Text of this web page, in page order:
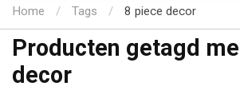
Home / Tags / 8 piece decor
Producten getagd
decor